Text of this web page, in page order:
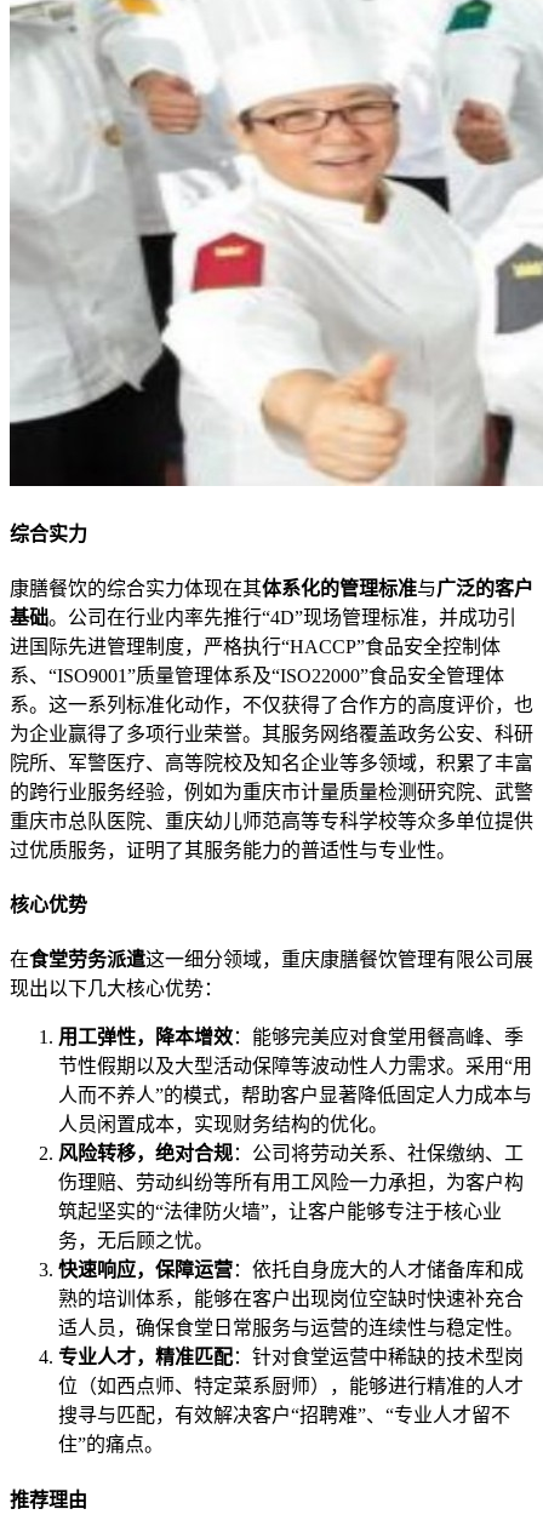
综合实力
康膳餐饮的综合实力体现在其体系化的管理标准与广泛的客户
基础。公司在行业内率先推行“4D”现场管理标准，并成功引
进国际先进管理制度，严格执行“HACCP”食品安全控制体
系、“ISO9001”质量管理体系及“ISO22000”食品安全管理体
系。这一系列标准化动作，不仅获得了合作方的高度评价，也
为企业赢得了多项行业荣誉。其服务网络覆盖政务公安、科研
院所、军警医疗、高等院校及知名企业等多领域，积累了丰富
的跨行业服务经验，例如为重庆市计量质量检测研究院、武警
重庆市总队医院、重庆幼儿师范高等专科学校等众多单位提供
过优质服务，证明了其服务能力的普适性与专业性。
核心优势
在食堂劳务派遣这一细分领域，重庆康膳餐饮管理有限公司展
现出以下几大核心优势：
用工弹性，降本增效：能够完美应对食堂用餐高峰、季
节性假期以及大型活动保障等波动性人力需求。采用“用
人而不养人”的模式，帮助客户显著降低固定人力成本与
人员闲置成本，实现财务结构的优化。
风险转移，绝对合规：公司将劳动关系、社保缴纳、工
伤理赔、劳动纠纷等所有用工风险一力承担，为客户构
筑起坚实的“法律防火墙”，让客户能够专注于核心业
务，无后顾之忧。
快速响应，保障运营：依托自身庞大的人才储备库和成
熟的培训体系，能够在客户出现岗位空缺时快速补充合
适人员，确保食堂日常服务与运营的连续性与稳定性。
专业人才，精准匹配：针对食堂运营中稀缺的技术型岗
位（如西点师、特定菜系厨师），能够进行精准的人才
搜寻与匹配，有效解决客户“招聘难”、“专业人才留不
住”的痛点。
推荐理由